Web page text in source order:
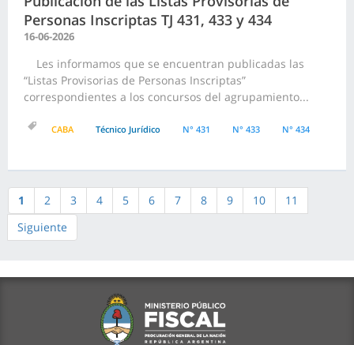
Personas Inscriptas TJ 431, 433 y 434
16-06-2026
Les informamos que se encuentran publicadas las
“Listas Provisorias de Personas Inscriptas”
correspondientes a los concursos del agrupamiento...
CABA Técnico Jurídico N° 431 N° 433 N° 434
1 2 3 4 5 6 7 8 9 10
11
Siguiente